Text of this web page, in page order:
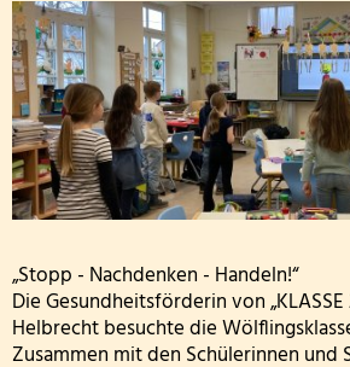
Wandertag am sechsten
Erntedankgottesdienst
Leslie die Leseratte zu
Klasse 2000 - die erste
Theater in der
Theaterfahrt nach Trier
Personal
Kooperationen
Geschichte und
2000!
bei
den
Wölflingen
„Stopp - Nachdenken - Handeln!“
Die Gesundheitsförderin von „KLASSE
Helbrecht besuchte die
Zusammen mit den Schülerinnen und